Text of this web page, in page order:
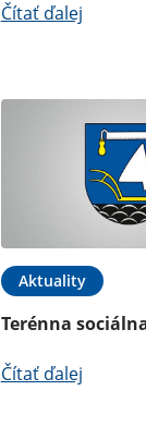
Čítať ďalej
Aktuality
Terénna
Čítať ďalej